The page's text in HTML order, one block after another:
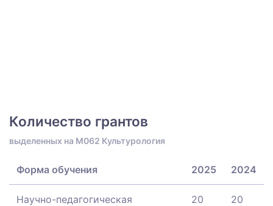
Количество грантов
выделенных на M062 Культурология
Форма обучения 2025 2024
Научно-педагогическая
20 20